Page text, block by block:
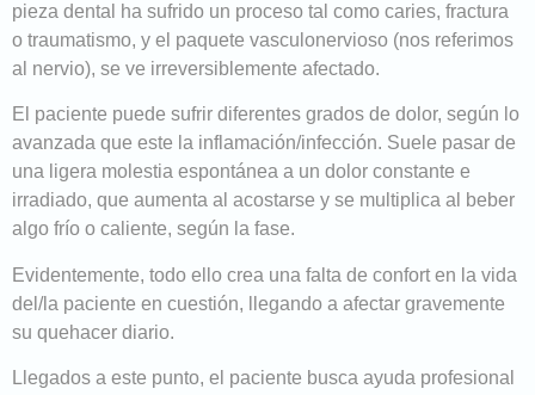
pieza dental ha sufrido un proceso tal como caries, fractura
o traumatismo, y el paquete vasculonervioso (nos referimos
al nervio), se ve irreversiblemente afectado.
El paciente puede sufrir diferentes grados de dolor, según lo
avanzada que este la inflamación/infección. Suele pasar de
una ligera molestia espontánea a un dolor constante e
irradiado, que aumenta al acostarse y se multiplica al beber
algo frío o caliente, según la fase.
Evidentemente, todo ello crea una falta de confort en la vida
del/la paciente en cuestión, llegando a afectar gravemente
su quehacer diario.
Llegados a este punto, el paciente busca ayuda profesional